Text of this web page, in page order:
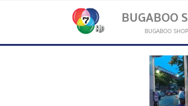
BUGABOO
BUGABOO SHOP